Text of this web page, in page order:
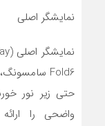
نمایشگر اصلی
حتی زیر نور